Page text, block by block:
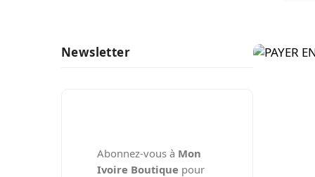
Newsletter
Abonnez-vous à Mon
Ivoire Boutique pour